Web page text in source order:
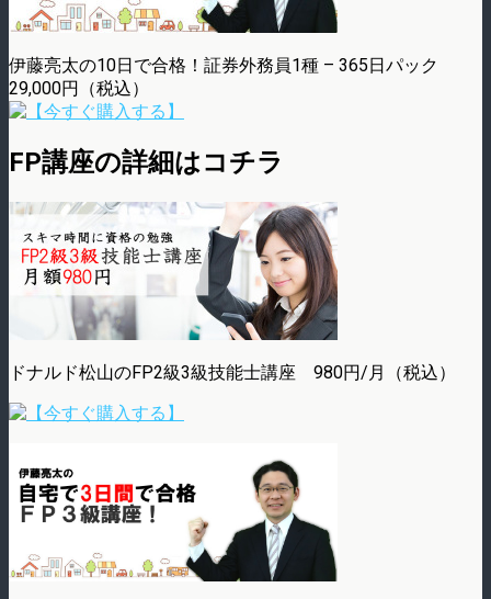
伊藤亮太の10日で合格！証券外務員1種 – 365日パック
29,000円（税込）
FP講座の詳細はコチラ
ドナルド松山のFP2級3級技能士講座 980円/月（税込）